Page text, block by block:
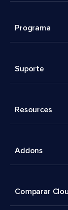
Programa
Suporte
Resources
Addons
Comparar